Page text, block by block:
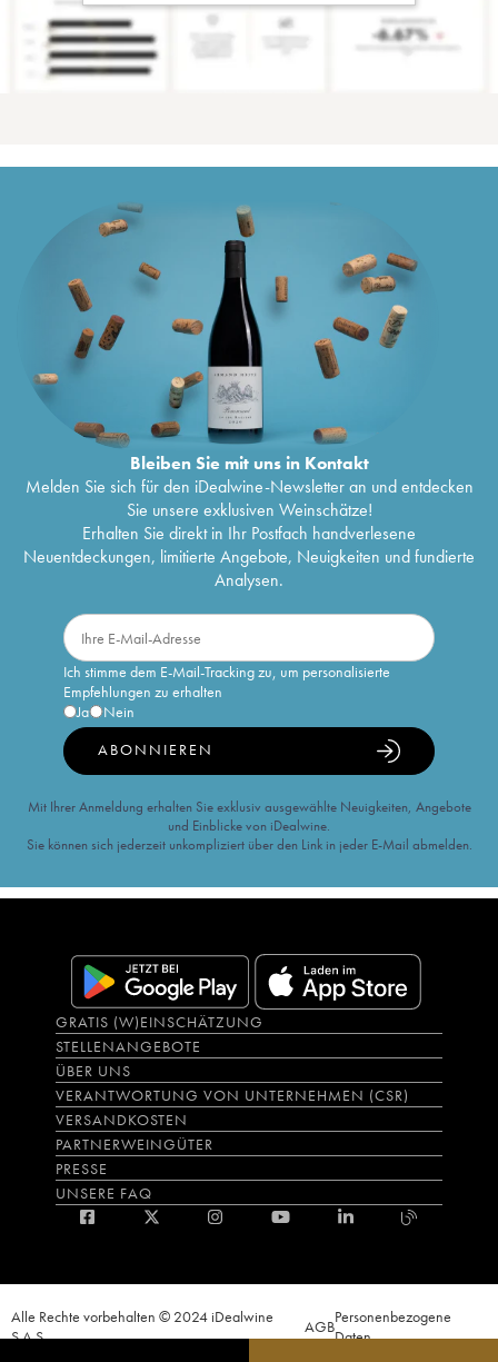
Bleiben Sie mit uns in Kontakt
Melden Sie sich für den iDealwine-Newsletter an und entdecken
Sie unsere exklusiven Weinschätze!
Erhalten Sie direkt in Ihr Postfach handverlesene
Neuentdeckungen, limitierte Angebote, Neuigkeiten und fundierte
Analysen.
Ich stimme dem E-Mail-Tracking zu, um personalisierte
Empfehlungen zu erhalten
Ja
Nein
ABONNIEREN
Mit Ihrer Anmeldung erhalten Sie exklusiv ausgewählte Neuigkeiten, Angebote
und Einblicke von iDealwine.
Sie können sich jederzeit unkompliziert über den Link in jeder E-Mail abmelden.
GRATIS (W)EINSCHÄTZUNG
STELLENANGEBOTE
ÜBER UNS
VERANTWORTUNG VON UNTERNEHMEN (CSR)
VERSANDKOSTEN
PARTNERWEINGÜTER
PRESSE
UNSERE FAQ
Alle Rechte vorbehalten © 2024 iDealwine
S.A.S.
AGBPersonenbezogene
Daten